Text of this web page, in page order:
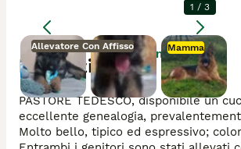
Allevatore Con Affisso
Ingrandire
1 / 3
Mamma
Descrizione
PASTORE TEDESCO, disponibile un
eccellente genealogia,
Molto bello, tipico ed espressivo;